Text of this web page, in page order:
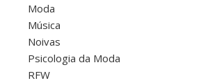
Moda
Música
Noivas
Psicologia da Moda
RFW